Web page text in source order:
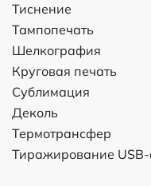
Тиснение
Тампопечать
Шелкография
Круговая печать
Сублимация
Деколь
Термотрансфер
Тиражирование